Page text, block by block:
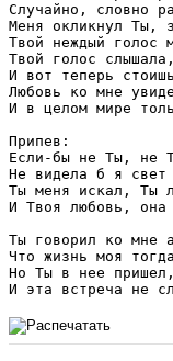
Случайно, словно
Меня окликнул Ты,
Твой неждый голос
Твой голос
И вот теперь
Любовь ко мне
И в целом мире
Припев:
Если-бы не Ты, не
Не видела б я
Ты меня искал, Ты
И Твоя любовь, она
Ты говорил ко мне
Что жизнь моя
Но Ты в нее
И эта встреча не